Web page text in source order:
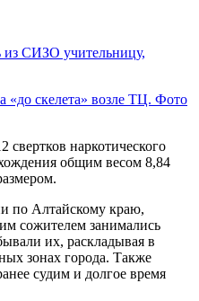
из СИЗО учительницу,
«до скелета» возле ТЦ. Фото
свертков наркотического
общим весом 8,84
Алтайскому краю,
сожителем занимались
их, раскладывая в
зонах города. Также
судим и долгое время